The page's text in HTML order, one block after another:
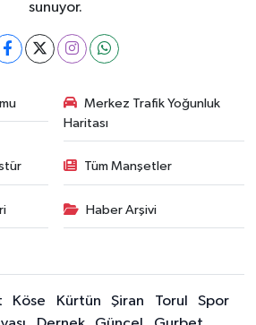
sunuyor.
Merkez Trafik Yoğunluk
Haritası
Tüm Manşetler
Haber Arşivi
Köse Kürtün Şiran Torul
Spor